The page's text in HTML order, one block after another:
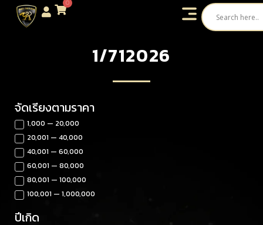
0
1/712026
จัดเรียงตามราคา
1,000 — 20,000
20,001 — 40,000
40,001 — 60,000
60,001 — 80,000
80,001 — 100,000
100,001 — 1,000,000
ปีเกิด